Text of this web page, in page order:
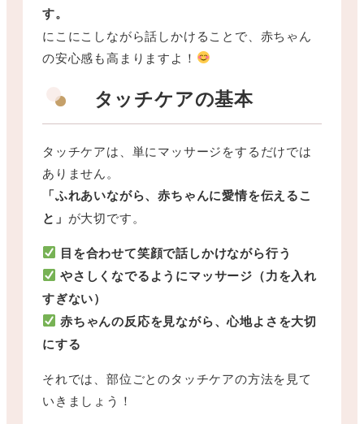
す。
にこにこしながら話しかけることで、赤ちゃん
の安心感も高まりますよ！
タッチケアの基本
タッチケアは、単にマッサージをするだけでは
ありません。
「ふれあいながら、赤ちゃんに愛情を伝えるこ
と」 が大切です。
目を合わせて笑顔で話しかけながら行う
やさしくなでるようにマッサージ（力を入れ
すぎない）
赤ちゃんの反応を見ながら、心地よさを大切
にする
それでは、部位ごとのタッチケアの方法を見て
いきましょう！